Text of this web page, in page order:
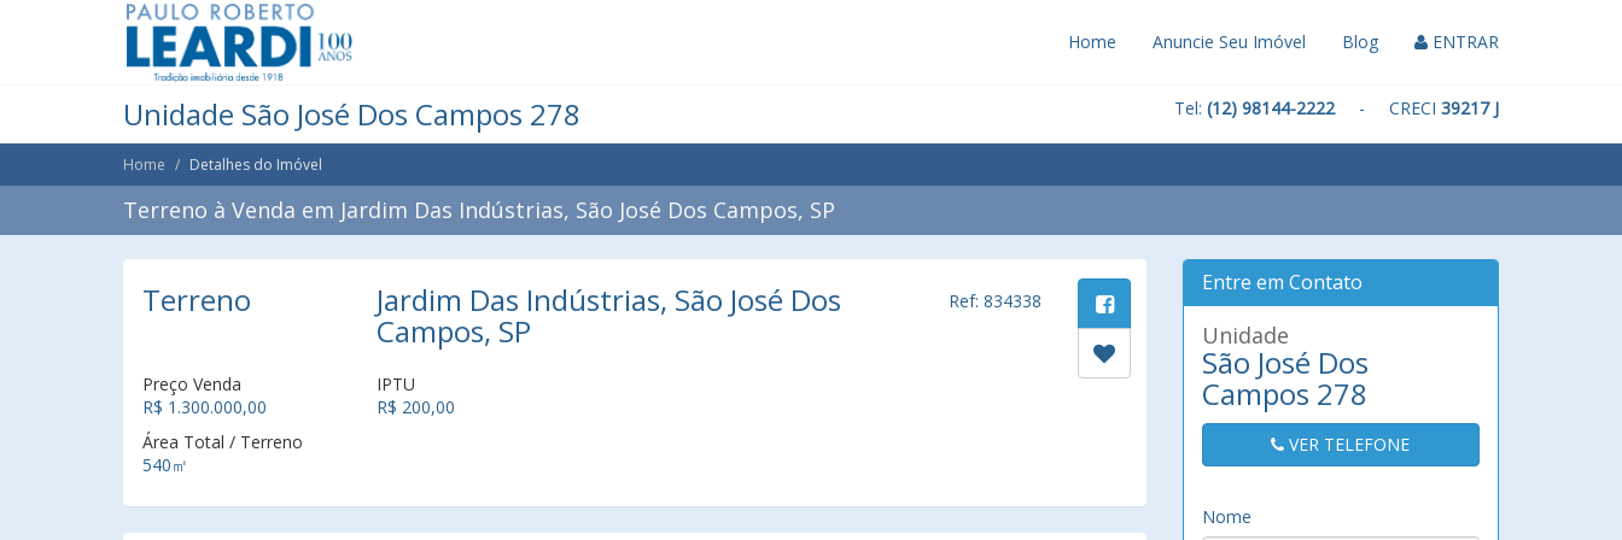
Home Anuncie Seu Imóvel Blog ENTRAR
Unidade São José Dos Campos 278 Tel: (12) 98144-2222- CRECI 39217 J
Home Detalhes do Imóvel
Terreno à Venda em Jardim Das Indústrias, São José Dos Campos, SP
Terreno Jardim Das Indústrias, São José Dos
Campos, SP
Ref: 834338
Preço Venda
R$ 1.300.000,00
IPTU
R$ 200,00
Área Total / Terreno
540㎡
Entre em Contato
Unidade
São José Dos
Campos 278
VER TELEFONE
Nome